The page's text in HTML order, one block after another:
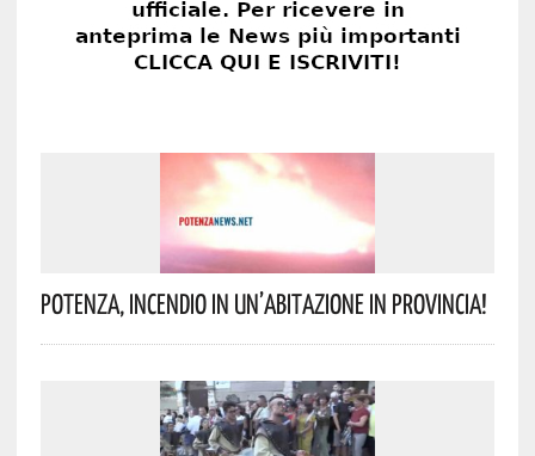
Potenza, Incendio In Un’abitazione In Provincia!